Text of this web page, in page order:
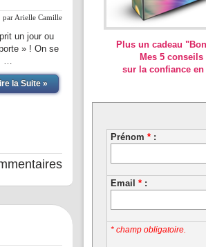
par Arielle Camille
un jour ou
» ! On se
…
la Suite »
Plus un cadeau
Mes 5 conseils
sur la confiance en
Prénom * :
Email * :
* champ obligatoire.